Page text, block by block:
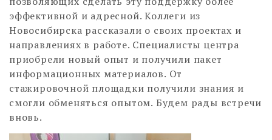
эффективной и адресной. Коллеги из
Новосибирска рассказали о своих проектах и
направлениях в работе. Специалисты центра
приобрели новый опыт и получили пакет
информационных материалов. От
стажировочной площадки получили знания и
смогли обменяться опытом. Будем рады встречи
вновь.